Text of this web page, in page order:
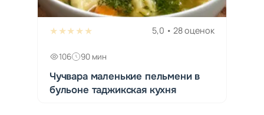
★★★★★ 5,0 • 28 оценок
106 90 мин
Чучвара маленькие пельмени в
бульоне таджикская кухня